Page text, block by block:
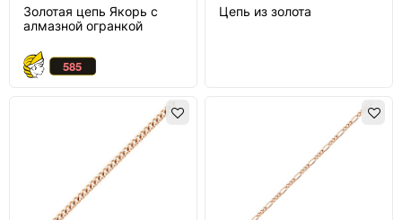
Золотая цепь Якорь с
алмазной огранкой
Цепь из золота